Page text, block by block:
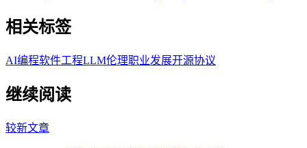
相关标签
AI编程软件工程LLM伦理职业发展开源协议
继续阅读
较新文章